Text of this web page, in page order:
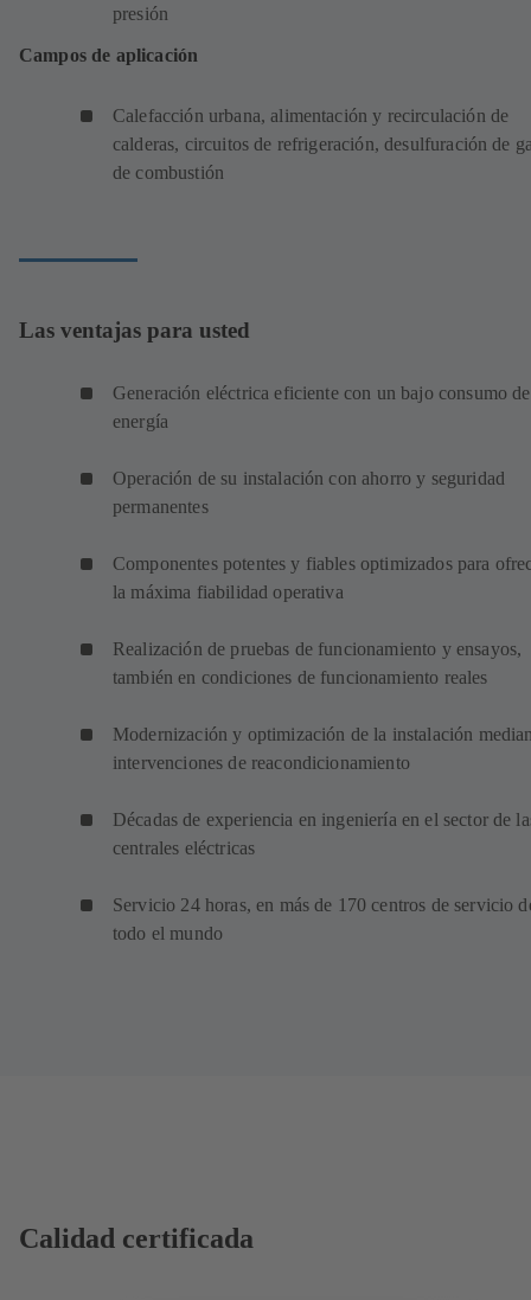
presión
Campos de aplicación
Calefacción urbana, alimentación y recirculación de
calderas, circuitos de refrigeración, desulfuración de
de combustión
Las ventajas para usted
Generación eléctrica eficiente con un bajo consumo de
energía
Operación de su instalación con ahorro y seguridad
permanentes
Componentes potentes y fiables optimizados para
la máxima fiabilidad operativa
Realización de pruebas de funcionamiento y ensayos,
también en condiciones de funcionamiento reales
Modernización y optimización de la instalación
intervenciones de reacondicionamiento
Décadas de experiencia en ingeniería en el sector de
centrales eléctricas
Servicio 24 horas, en más de 170 centros de servicio
todo el mundo
Calidad certificada